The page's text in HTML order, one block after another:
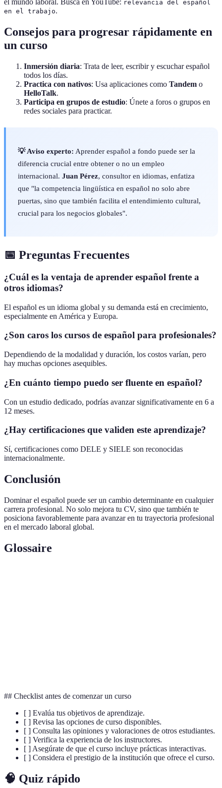
relevancia del español
en el trabajo.
Consejos para progresar rápidamente en
un curso
Inmersión diaria: Trata de leer, escribir y escuchar español
todos los días.
Practica con nativos: Usa aplicaciones como Tandem o
HelloTalk.
Participa en grupos de estudio: Únete a foros o grupos en
redes sociales para practicar.
💡 Aviso experto: Aprender español a fondo puede ser la
diferencia crucial entre obtener o no un empleo
internacional. Juan Pérez, consultor en idiomas, enfatiza
que "la competencia lingüística en español no solo abre
puertas, sino que también facilita el entendimiento cultural,
crucial para los negocios globales".
📅 Preguntas Frecuentes
¿Cuál es la ventaja de aprender español frente a
otros idiomas?
El español es un idioma global y su demanda está en crecimiento,
especialmente en América y Europa.
¿Son caros los cursos de español para profesionales?
Dependiendo de la modalidad y duración, los costos varían, pero
hay muchas opciones asequibles.
¿En cuánto tiempo puedo ser fluente en español?
Con un estudio dedicado, podrías avanzar significativamente en 6 a
12 meses.
¿Hay certificaciones que validen este aprendizaje?
Sí, certificaciones como DELE y SIELE son reconocidas
internacionalmente.
Conclusión
Dominar el español puede ser un cambio determinante en cualquier
carrera profesional. No solo mejora tu CV, sino que también te
posiciona favorablemente para avanzar en tu trayectoria profesional
en el mercado laboral global.
Glossaire
## Checklist antes de comenzar un curso
[ ] Evalúa tus objetivos de aprendizaje.
[ ] Revisa las opciones de curso disponibles.
[ ] Consulta las opiniones y valoraciones de otros estudiantes.
[ ] Verifica la experiencia de los instructores.
[ ] Asegúrate de que el curso incluye prácticas interactivas.
[ ] Considera el prestigio de la institución que ofrece el curso.
🧠 Quiz rápido